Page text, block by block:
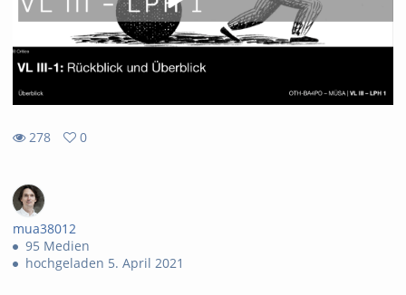
278
0
mua38012
95 Medien
hochgeladen 5. April 2021